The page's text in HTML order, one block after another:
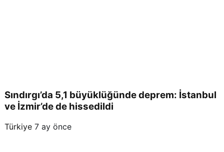
Sındırgı’da 5,1 büyüklüğünde deprem: İstanbul
ve İzmir’de de hissedildi
Türkiye 7 ay önce